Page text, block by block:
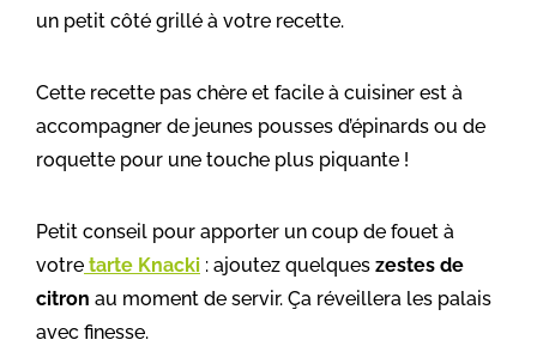
un petit côté grillé à votre recette.
Cette recette pas chère et facile à cuisiner est à
accompagner de jeunes pousses d’épinards ou de
roquette pour une touche plus piquante !
Petit conseil pour apporter un coup de fouet à
votre tarte Knacki : ajoutez quelques zestes de
citron au moment de servir. Ça réveillera les palais
avec finesse.